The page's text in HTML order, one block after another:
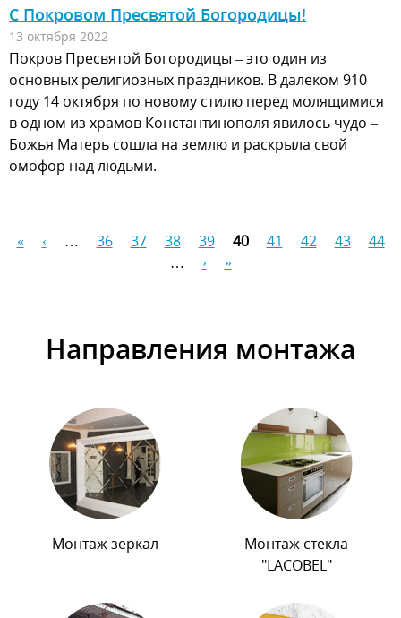
С Покровом Пресвятой Богородицы!
13 октября 2022
Покров Пресвятой Богородицы – это один из
основных религиозных праздников. В далеком 910
году 14 октября по новому стилю перед молящимися
в одном из храмов Константинополя явилось чудо –
Божья Матерь сошла на землю и раскрыла свой
омофор над людьми.
« ‹ … 36 37 38 39 40 41 42 43
44
…
› »
Направления монтажа
Монтаж зеркал
Монтаж стекла
"LACOBEL"